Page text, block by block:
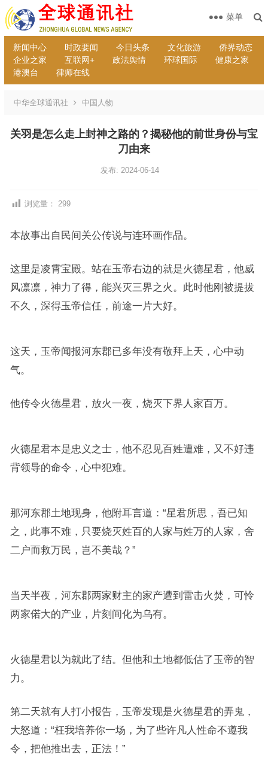
新闻中心 时政要闻 今日头条 文化旅游
侨界动态
企业之家
互联网+ 政法舆情 环球国际
健康之家
港澳台
律师在线
菜单
中华全球通讯社 中国人物
关羽是怎么走上封神之路的？揭秘他的前世身份与宝
刀由来
发布: 2024-06-14
浏览量： 299
本故事出自民间关公传说与连环画作品。
这里是凌霄宝殿。站在玉帝右边的就是火德星君，他威
风凛凛，神力了得，能兴灭三界之火。此时他刚被提拔
不久，深得玉帝信任，前途一片大好。
这天，玉帝闻报河东郡已多年没有敬拜上天，心中动
气。
他传令火德星君，放火一夜，烧灭下界人家百万。
火德星君本是忠义之士，他不忍见百姓遭难，又不好违
背领导的命令，心中犯难。
那河东郡土地现身，他附耳言道：“星君所思，吾已知
之，此事不难，只要烧灭姓百的人家与姓万的人家，舍
二户而救万民，岂不美哉？”
当天半夜，河东郡两家财主的家产遭到雷击火焚，可怜
两家偌大的产业，片刻间化为乌有。
火德星君以为就此了结。但他和土地都低估了玉帝的智
力。
第二天就有人打小报告，玉帝发现是火德星君的弄鬼，
大怒道：“枉我培养你一场，为了些许凡人性命不遵我
令，把他推出去，正法！”